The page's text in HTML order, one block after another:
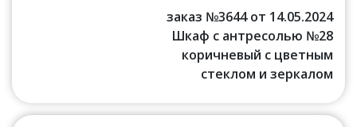
заказ №3644 от 14.05.2024
Шкаф с антресолью №28
коричневый с цветным
стеклом и зеркалом